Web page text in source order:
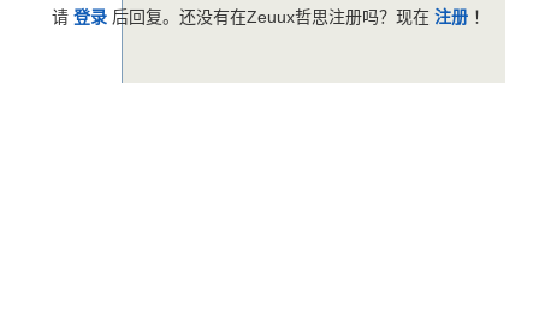
请 登录 后回复。还没有在Zeuux哲思注册吗？现在 注册 ！